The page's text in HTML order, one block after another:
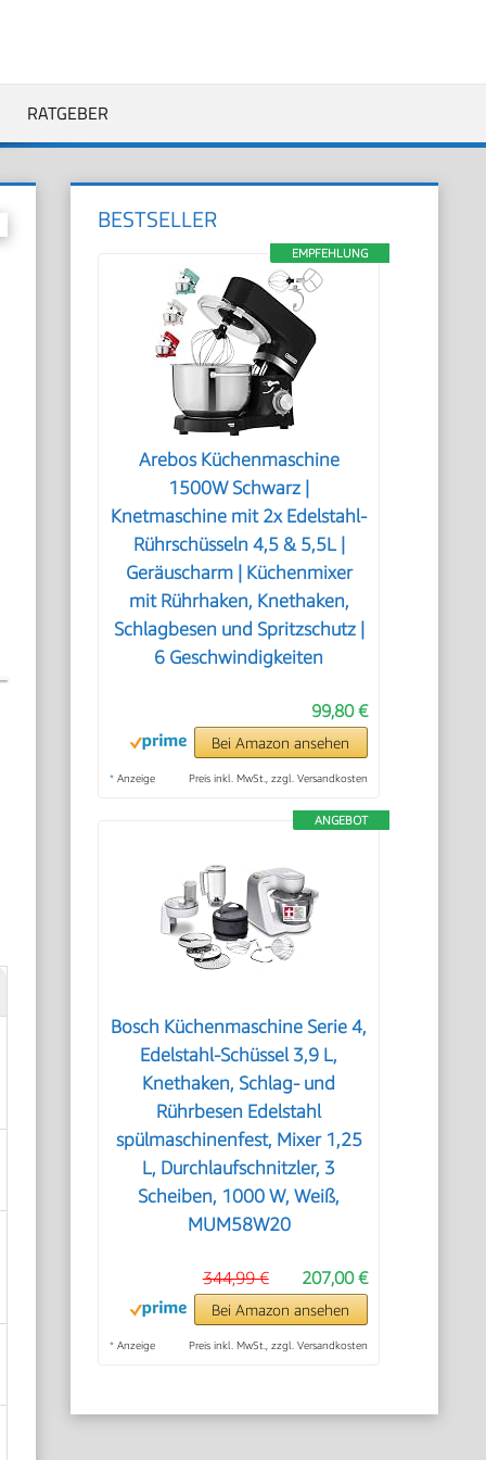
RATGEBER
BESTSELLER
EMPFEHLUNG
Arebos Küchenmaschine
1500W Schwarz |
Knetmaschine mit 2x Edelstahl-
Rührschüsseln 4,5 & 5,5L |
Geräuscharm | Küchenmixer
mit Rührhaken, Knethaken,
Schlagbesen und Spritzschutz |
6 Geschwindigkeiten
99,80 €
Bei Amazon ansehen
* Anzeige Preis inkl. MwSt., zzgl. Versandkosten
ANGEBOT
Bosch Küchenmaschine Serie 4,
Edelstahl-Schüssel 3,9 L,
Knethaken, Schlag- und
Rührbesen Edelstahl
spülmaschinenfest, Mixer 1,25
L, Durchlaufschnitzler, 3
Scheiben, 1000 W, Weiß,
MUM58W20
207,00 €
344,99 €
Bei Amazon ansehen
* Anzeige Preis inkl. MwSt., zzgl. Versandkosten